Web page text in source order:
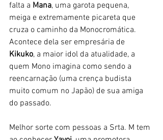
falta a Mana, uma garota pequena,
meiga e extremamente picareta que
cruza o caminho da Monocromática.
Acontece dela ser empresária de
Kikuko, a maior idol da atualidade, a
quem Mono imagina como sendo a
reencarnação (uma crença budista
muito comum no Japão) de sua amiga
do passado.
Melhor sorte com pessoas a Srta. M tem